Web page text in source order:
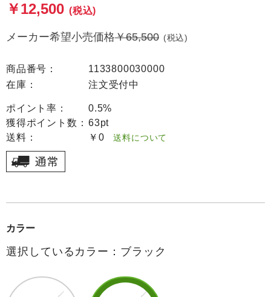
￥12,500 (税込)
メーカー希望小売価格￥65,500 (税込)
商品番号：
1133800030000
在庫：
注文受付中
ポイント率：
0.5%
獲得ポイント数： 63pt
送料：
￥0 送料について
カラー
選択しているカラー：ブラック